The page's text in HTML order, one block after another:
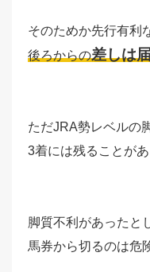
そのためか先行有利
後ろからの差しは
ただJRA勢レベルの
3着には残ることがあ
脚質不利があったと
馬券から切るのは危